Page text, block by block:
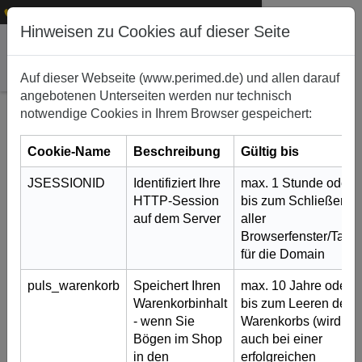
1
1. August 2023
Seit kurzem kann der Enzymdefekt,
der zur Bluterkrankheit führt, durch
das gentechnisch hergestellte
®
Hinweisen zu Cookies auf dieser Seite
Auf dieser Webseite (www.perimed.de) und allen darauf
angebotenen Unterseiten werden nur technisch
notwendige Cookies in Ihrem Browser gespeichert:
Cookie-Name Beschreibung
Gültig bis
JSESSIONID
Identifiziert Ihre
HTTP-Session
auf dem Server
max. 1 Stunde oder
bis zum Schließen
aller
Browserfenster/Tabs
für die Domain
puls_warenkorb
Speichert Ihren
Warenkorbinhalt
- wenn Sie
Bögen im Shop
in den
max. 10 Jahre oder
bis zum Leeren des
Warenkorbs (wird
auch bei einer
erfolgreichen